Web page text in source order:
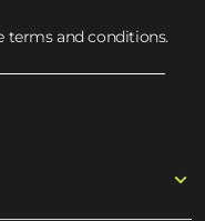
terms and conditions.